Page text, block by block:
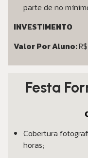
parte de no
INVESTIMENTO
Valor Por Aluno:
Festa
Cobertura
horas;